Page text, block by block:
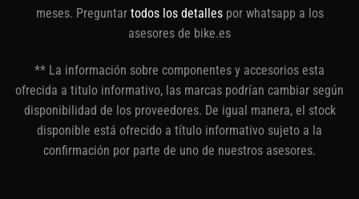
meses. Preguntar todos los detallespor whatsapp a los
asesores de bike.es
** La información sobre componentes y accesorios esta
ofrecida a titulo informativo, las marcas podrían cambiar según
disponibilidad de los proveedores. De igual manera, el stock
disponible está ofrecido a título informativo sujeto a la
confirmación por parte de uno de nuestros asesores.